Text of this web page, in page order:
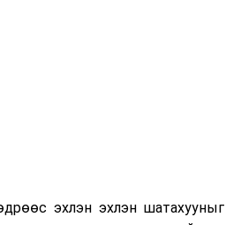
эхлэн эхлэн шатахууныг